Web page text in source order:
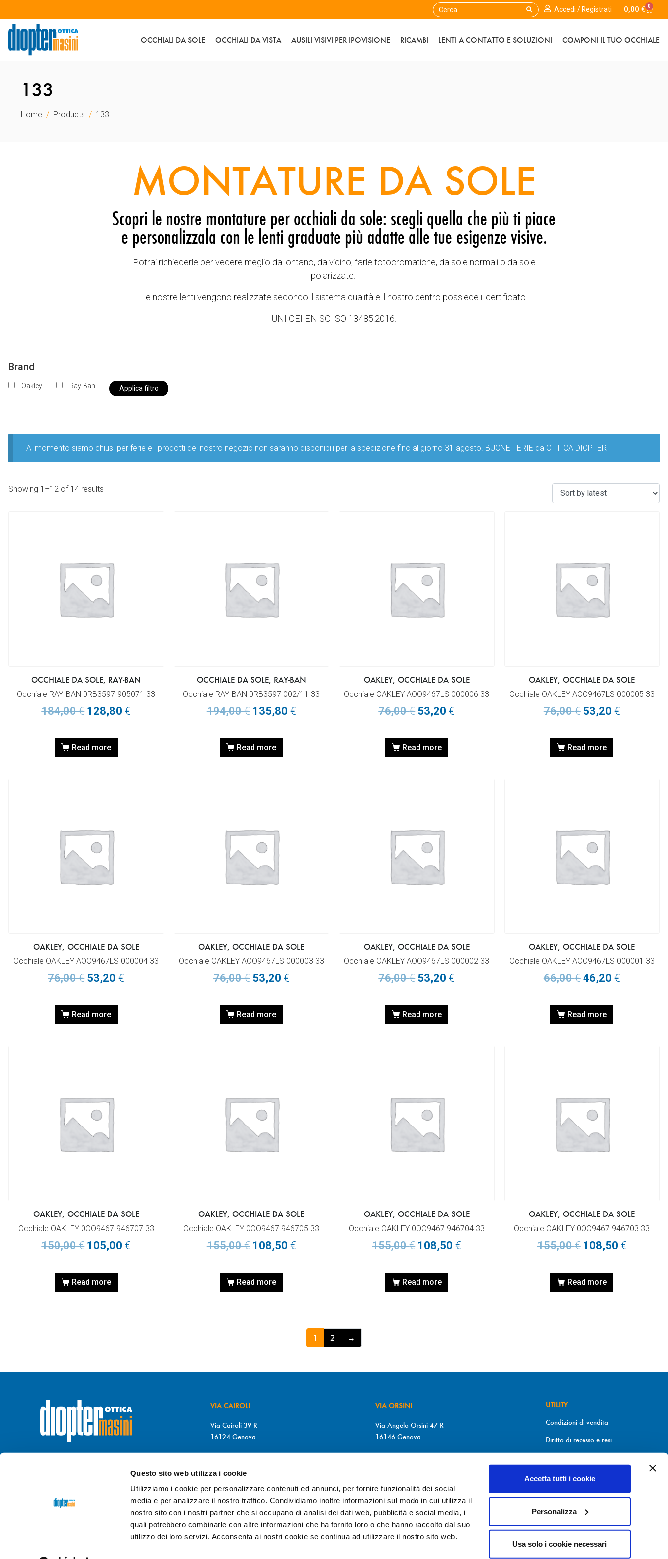
Questo sito web utilizza i cookie
Utilizziamo i cookie per personalizzare contenuti ed annunci, per fornire funzionalità dei social
media e per analizzare il nostro traffico. Condividiamo inoltre informazioni sul modo in cui utilizza il
nostro sito con i nostri partner che si occupano di analisi dei dati web, pubblicità e social media, i
quali potrebbero combinarle con altre informazioni che ha fornito loro o che hanno raccolto dal suo
utilizzo dei loro servizi. Acconsenta ai nostri cookie se continua ad utilizzare il nostro sito web.
Accetta tutti i cookie
Personalizza
Usa solo i cookie necessari
Accedi / Registrati 0,00 € 0
OCCHIALI DA SOLE OCCHIALI DA VISTA AUSILI VISIVI PER IPOVISIONE RICAMBI LENTI A CONTATTO E SOLUZIONI COMPONI IL TUO OCCHIALE
133
Home Products 133
MONTATURE DA SOLE
Scopri le nostre montature per occhiali da sole: scegli quella che più ti piace
e personalizzala con le lenti graduate più adatte alle tue esigenze visive.
Potrai richiederle per vedere meglio da lontano, da vicino, farle fotocromatiche, da sole normali o da sole
polarizzate.
Le nostre lenti vengono realizzate secondo il sistema qualità e il nostro centro possiede il certificato
UNI CEI EN SO ISO 13485:2016.
Brand
Oakley Ray-Ban Applica filtro
Al momento siamo chiusi per ferie e i prodotti del nostro negozio non saranno disponibili per la spedizione fino al giorno 31 agosto. BUONE FERIE da OTTICA DIOPTER
Showing 1–12 of 14 results
OCCHIALE DA SOLE, RAY-BAN
Occhiale RAY-BAN 0RB3597 905071 33
184,00€ 128,80€
Read more
OCCHIALE DA SOLE, RAY-BAN
Occhiale RAY-BAN 0RB3597 002/11 33
194,00€ 135,80 €
Read more
OAKLEY, OCCHIALE DA SOLE
Occhiale OAKLEY AOO9467LS 000006 33
76,00€ 53,20€
Read more
OAKLEY, OCCHIALE DA SOLE
Occhiale OAKLEY AOO9467LS 000005 33
76,00€ 53,20 €
Read more
OAKLEY, OCCHIALE DA SOLE
Occhiale OAKLEY AOO9467LS 000004 33
76,00€ 53,20€
Read more
OAKLEY, OCCHIALE DA SOLE
Occhiale OAKLEY AOO9467LS 000003 33
76,00€ 53,20 €
Read more
OAKLEY, OCCHIALE DA SOLE
Occhiale OAKLEY AOO9467LS 000002 33
76,00€ 53,20€
Read more
OAKLEY, OCCHIALE DA SOLE
Occhiale OAKLEY AOO9467LS 000001 33
66,00€ 46,20 €
Read more
OAKLEY, OCCHIALE DA SOLE
Occhiale OAKLEY 0OO9467 946707 33
150,00€ 105,00€
Read more
OAKLEY, OCCHIALE DA SOLE
Occhiale OAKLEY 0OO9467 946705 33
155,00€ 108,50 €
Read more
OAKLEY, OCCHIALE DA SOLE
Occhiale OAKLEY 0OO9467 946704 33
155,00€ 108,50€
Read more
OAKLEY, OCCHIALE DA SOLE
Occhiale OAKLEY 0OO9467 946703 33
155,00€ 108,50 €
Read more
1 2 →
VIA CAIROLI
Via Cairoli 39 R
16124 Genova
da MARTEDÌ a SABATO
9.00/12.30 – 15.30/19.30
GIOVEDÌ
9.00/19.30
info@otticadiopter.com
VIA ORSINI
Via Angelo Orsini 47 R
16146 Genova
Da LUNEDÌ a GIOVEDÌ
9.00/12.30 – 15.30/19.30
VENERDÌ
9.00/19.30
info@otticadiopter.com
UTILITY
Condizioni di vendita
Diritto di recesso e resi
Informativa sui cookies
Informativa sulla Privacy